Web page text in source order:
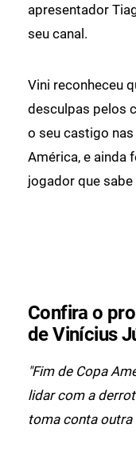
apresentador
seu canal.
Vini reconheceu
desculpas pelos
o seu castigo
América, e ainda
jogador que
Confira o
de Vinícius
"Fim de Copa
lidar com a
toma conta outra